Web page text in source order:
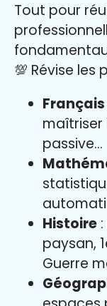
Tout pour
💯 Révise les
Français
passive…
Histoire
paysan,
Guerre